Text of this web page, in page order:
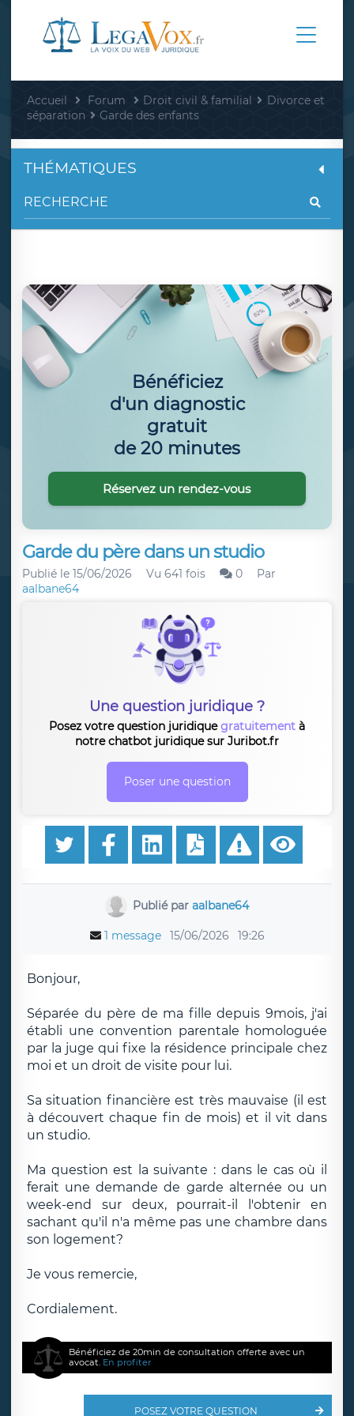
Accueil Forum Droit civil & familial
Divorce et
séparation
Garde des enfants
Garde du père dans un studio
Publié le 15/06/2026 Vu 641 fois 0
Par
aalbane64
Une question juridique ?
Posez votre question juridiquegratuitement à
notre chatbot juridique sur Juribot.fr
Poser une question
Publié paraalbane64
1 message 15/06/2026 19:26
Bonjour,
Séparée du père de ma fille depuis 9mois, j'ai
établi une convention parentale homologuée
par la juge qui fixe la résidence principale chez
moi et un droit de visite pour lui.
Sa situation financière est très mauvaise (il est
à découvert chaque fin de mois) et il vit dans
un studio.
Ma question est la suivante : dans le cas où il
ferait une demande de garde alternée ou un
week-end sur deux, pourrait-il l'obtenir en
sachant qu'il n'a même pas une chambre dans
son logement?
Je vous remercie,
Cordialement.
Bénéficiez de 20min de consultation offerte avec un
avocat. En profiter
POSEZ VOTRE QUESTION
THÉMATIQUES
Bénéficiez
d'un diagnostic
gratuit
de 20 minutes
Réservez un rendez-vous